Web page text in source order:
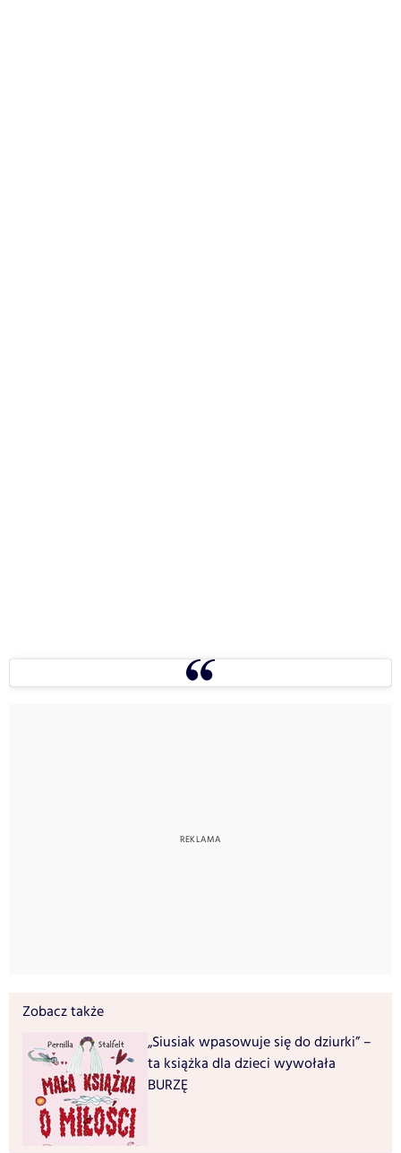
Zobacz także
„Siusiak wpasowuje się do dziurki” –
ta książka dla dzieci wywołała
BURZĘ